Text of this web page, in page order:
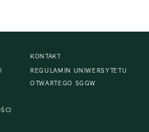
KONTAKT
REGULAMIN UNIWERSYTETU
OTWARTEGO SGGW